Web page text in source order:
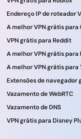
Endereço IP de roteador
A melhor VPN grátis
VPN grátis para Reddit
A melhor VPN grátis para
A melhor VPN grátis para
Extensões de navegador
Vazamento de WebRTC
Vazamento de DNS
VPN grátis para Disney